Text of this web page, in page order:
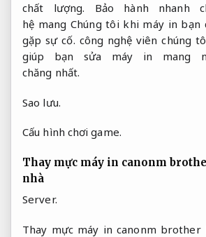
chất lượng. Bảo hành nhanh
hệ mang Chúng tôi khi máy in bạn
gặp sự cố. công nghệ viên chúng
giúp bạn sửa máy in mang
chăng nhất.
Sao lưu.
Cấu hình chơi game.
Thay mực máy in canonm
nhà
Server.
Thay mực máy in canonm brother